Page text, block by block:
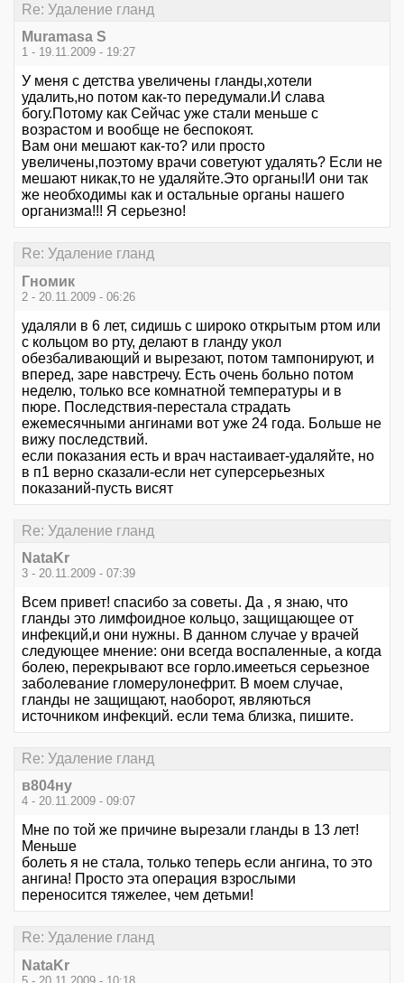
Re: Удаление гланд
Muramasa S
1 - 19.11.2009 - 19:27
У меня с детства увеличены гланды,хотели
удалить,но потом как-то передумали.И слава
богу.Потому как Сейчас уже стали меньше с
возрастом и вообще не беспокоят.
Вам они мешают как-то? или просто
увеличены,поэтому врачи советуют удалять? Если не
мешают никак,то не удаляйте.Это органы!И они так
же необходимы как и остальные органы нашего
организма!!! Я серьезно!
Re: Удаление гланд
Гномик
2 - 20.11.2009 - 06:26
удаляли в 6 лет, сидишь с широко открытым ртом или
с кольцом во рту, делают в гланду укол
обезбаливающий и вырезают, потом тампонируют, и
вперед, заре навстречу. Есть очень больно потом
неделю, только все комнатной температуры и в
пюре. Последствия-перестала страдать
ежемесячными ангинами вот уже 24 года. Больше не
вижу последствий.
если показания есть и врач настаивает-удаляйте, но
в п1 верно сказали-если нет суперсерьезных
показаний-пусть висят
Re: Удаление гланд
NataKr
3 - 20.11.2009 - 07:39
Всем привет! спасибо за советы. Да , я знаю, что
гланды это лимфоидное кольцо, защищающее от
инфекций,и они нужны. В данном случае у врачей
следующее мнение: они всегда воспаленные, а когда
болею, перекрывают все горло.имееться серьезное
заболевание гломерулонефрит. В моем случае,
гланды не защищают, наоборот, являються
источником инфекций. если тема близка, пишите.
Re: Удаление гланд
в804ну
4 - 20.11.2009 - 09:07
Мне по той же причине вырезали гланды в 13 лет!
Меньше
болеть я не стала, только теперь если ангина, то это
ангина! Просто эта операция взрослыми
переносится тяжелее, чем детьми!
Re: Удаление гланд
NataKr